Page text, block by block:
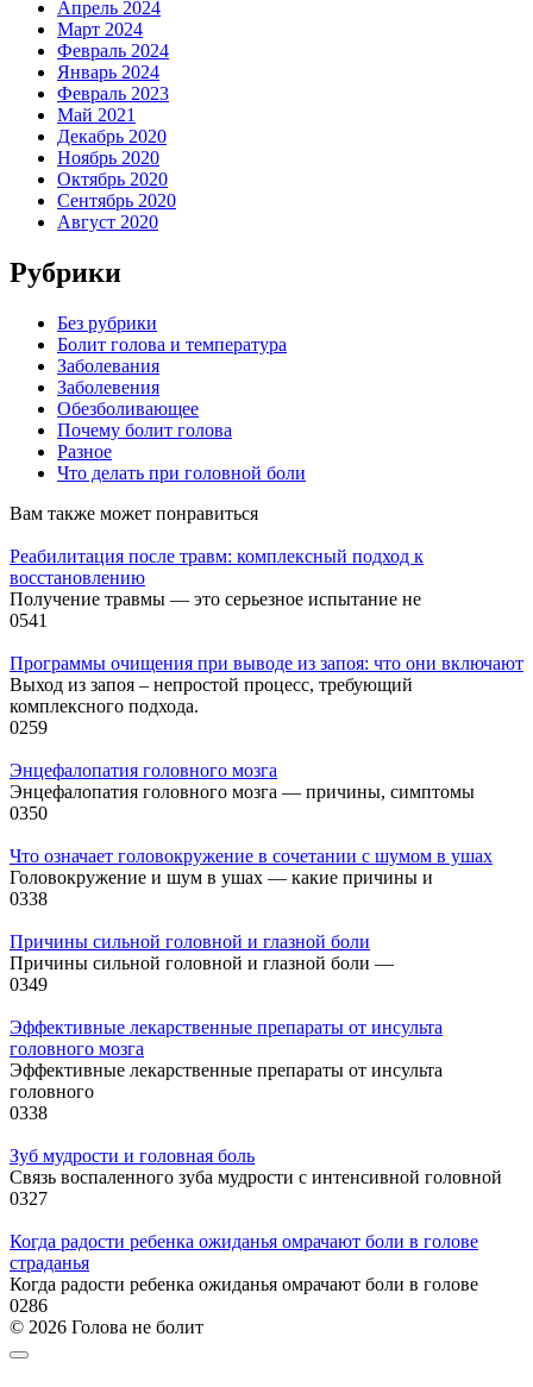
Апрель 2024
Март 2024
Февраль 2024
Январь 2024
Февраль 2023
Май 2021
Декабрь 2020
Ноябрь 2020
Октябрь 2020
Сентябрь 2020
Август 2020
Рубрики
Без рубрики
Болит голова и температура
Заболевания
Заболевения
Обезболивающее
Почему болит голова
Разное
Что делать при головной боли
Вам также может понравиться
Реабилитация после травм: комплексный подход к
восстановлению
Получение травмы — это серьезное испытание не
0541
Программы очищения при выводе из запоя: что они включают
Выход из запоя – непростой процесс, требующий
комплексного подхода.
0259
Энцефалопатия головного мозга
Энцефалопатия головного мозга — причины, симптомы
0350
Что означает головокружение в сочетании с шумом в ушах
Головокружение и шум в ушах — какие причины и
0338
Причины сильной головной и глазной боли
Причины сильной головной и глазной боли —
0349
Эффективные лекарственные препараты от инсульта
головного мозга
Эффективные лекарственные препараты от инсульта
головного
0338
Зуб мудрости и головная боль
Связь воспаленного зуба мудрости с интенсивной головной
0327
Когда радости ребенка ожиданья омрачают боли в голове
страданья
Когда радости ребенка ожиданья омрачают боли в голове
0286
© 2026 Голова не болит